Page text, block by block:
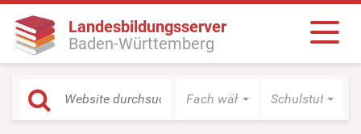
Landesbildungsserver
Baden-Württemberg
Fach wählen Schulstufe